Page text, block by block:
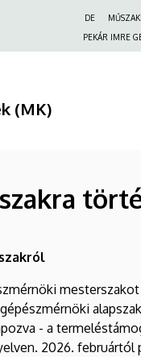
Felső
navigáció
DE
PEKÁR IMRE
(MK)
- a
2026.